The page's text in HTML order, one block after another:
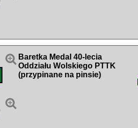


Baretka Medal 40-lecia
Oddziału Wolskiego PTTK
(przypinane na pinsie)